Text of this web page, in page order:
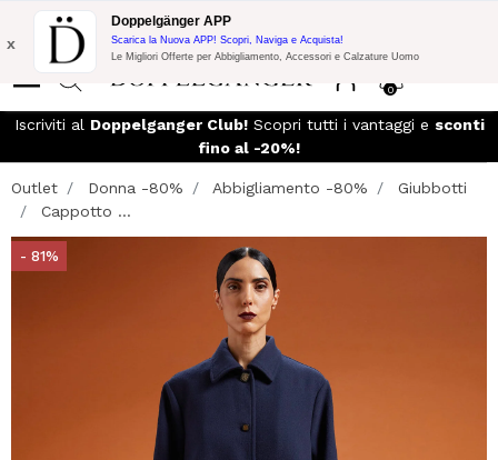
Promo Flash:
10% di Extra Sconto su 300€ di Acquisto con codice:
DOPPEL300
0
x
Doppelgänger APP
Scarica la Nuova APP! Scopri, Naviga e Acquista!
Le Migliori Offerte per Abbigliamento, Accessori e Calzature Uomo
Iscriviti al Doppelganger Club!Scopri tutti i vantaggi e sconti
fino al -20%!
Outlet Donna -80% Abbigliamento -80%
Giubbotti
Cappotto ...
- 81%